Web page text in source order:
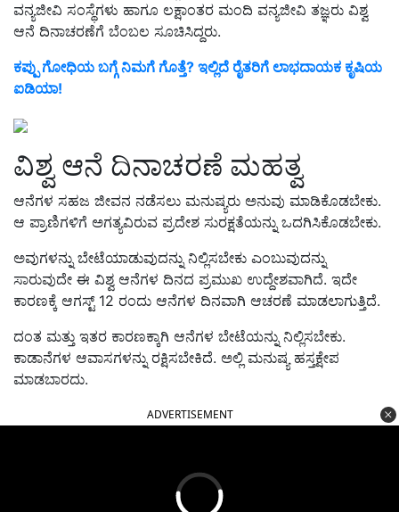
ವನ್ಯಜೀವಿ ಸಂಸ್ಥೆಗಳು ಹಾಗೂ ಲಕ್ಷಾಂತರ ಮಂದಿ ವನ್ಯಜೀವಿ ತಜ್ಞರು ವಿಶ್ವ
ಆನೆ ದಿನಾಚರಣೆಗೆ ಬೆಂಬಲ ಸೂಚಿಸಿದ್ದರು.
ಕಪ್ಪು ಗೋಧಿಯ ಬಗ್ಗೆ ನಿಮಗೆ ಗೊತ್ತೆ? ಇಲ್ಲಿದೆ ರೈತರಿಗೆ ಲಾಭದಾಯಕ ಕೃಷಿಯ
ಐಡಿಯಾ!
ವಿಶ್ವ ಆನೆ ದಿನಾಚರಣೆ ಮಹತ್ವ
ಆನೆಗಳ ಸಹಜ ಜೀವನ ನಡೆಸಲು ಮನುಷ್ಯರು ಅನುವು ಮಾಡಿಕೊಡಬೇಕು.
ಆ ಪ್ರಾಣಿಗಳಿಗೆ ಅಗತ್ಯವಿರುವ ಪ್ರದೇಶ ಸುರಕ್ಷತೆಯನ್ನು ಒದಗಿಸಿಕೊಡಬೇಕು.
ಅವುಗಳನ್ನು ಬೇಟೆಯಾಡುವುದನ್ನು ನಿಲ್ಲಿಸಬೇಕು ಎಂಬುವುದನ್ನು
ಸಾರುವುದೇ ಈ ವಿಶ್ವ ಆನೆಗಳ ದಿನದ ಪ್ರಮುಖ ಉದ್ದೇಶವಾಗಿದೆ. ಇದೇ
ಕಾರಣಕ್ಕೆ ಆಗಸ್ಟ್‌ 12 ರಂದು ಆನೆಗಳ ದಿನವಾಗಿ ಆಚರಣೆ ಮಾಡಲಾಗುತ್ತಿದೆ.
ದಂತ ಮತ್ತು ಇತರ ಕಾರಣಕ್ಕಾಗಿ ಆನೆಗಳ ಬೇಟೆಯನ್ನು ನಿಲ್ಲಿಸಬೇಕು.
ಕಾಡಾನೆಗಳ ಆವಾಸಗಳನ್ನು ರಕ್ಷಿಸಬೇಕಿದೆ. ಅಲ್ಲಿ ಮನುಷ್ಯ ಹಸ್ತಕ್ಷೇಪ
ಮಾಡಬಾರದು.
ADVERTISEMENT